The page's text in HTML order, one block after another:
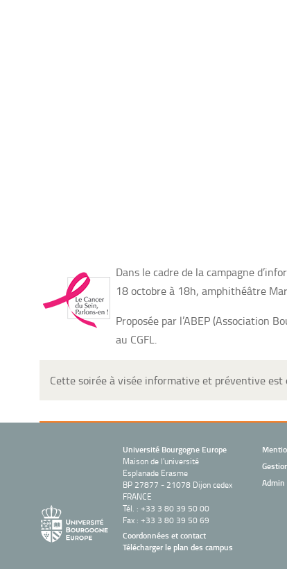
Dans le cadre de la campagne
18 octobre à 18h, amphithéâtre
Proposée par l’ABEP (Association
au CGFL.
Cette soirée à visée informative et préventive est
Université Bourgogne Europe
Maison de l'université
Esplanade Erasme
BP 27877 - 21078 Dijon cedex
FRANCE
Tél. : +33 3 80 39 50 00
Fax : +33 3 80 39 50 69
Coordonnées et contact
Télécharger le plan des campus
Admin